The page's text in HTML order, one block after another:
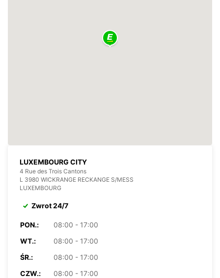
LUXEMBOURG CITY
4 Rue des Trois Cantons
L 3980 WICKRANGE RECKANGE S/MESS
LUXEMBOURG
Zwrot 24/7
PON.:
08:00 - 17:00
WT.:
08:00 - 17:00
ŚR.:
08:00 - 17:00
CZW.:
08:00 - 17:00